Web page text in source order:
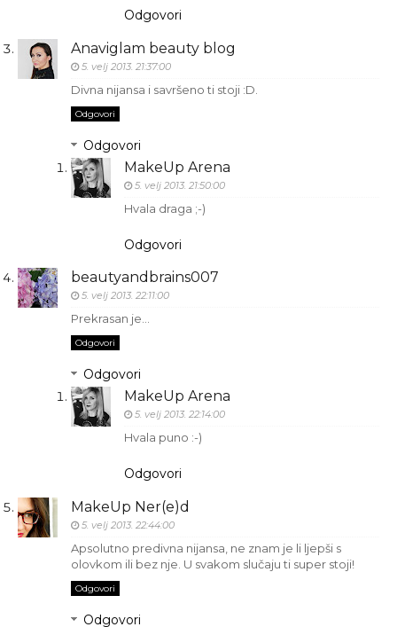
Odgovori
Anaviglam beauty blog
5. velj 2013. 21:37:00
Divna nijansa i savršeno ti stoji :D.
Odgovori
Odgovori
MakeUp Arena
5. velj 2013. 21:50:00
Hvala draga ;-)
Odgovori
beautyandbrains007
5. velj 2013. 22:11:00
Prekrasan je...
Odgovori
Odgovori
MakeUp Arena
5. velj 2013. 22:14:00
Hvala puno :-)
Odgovori
MakeUp Ner(e)d
5. velj 2013. 22:44:00
Apsolutno predivna nijansa, ne znam je li ljepši s
olovkom ili bez nje. U svakom slučaju ti super stoji!
Odgovori
Odgovori